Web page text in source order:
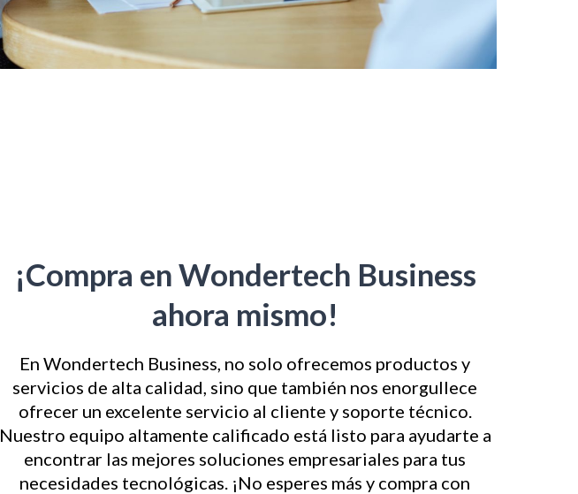
¡Compra en Wondertech Business
ahora mismo!
En Wondertech Business, no solo ofrecemos productos y
servicios de alta calidad, sino que también nos enorgullece
ofrecer un excelente servicio al cliente y soporte técnico.
Nuestro equipo altamente calificado está listo para ayudarte a
encontrar las mejores soluciones empresariales para tus
necesidades tecnológicas. ¡No esperes más y compra con